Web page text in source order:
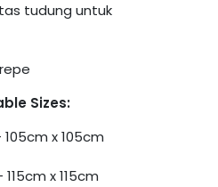
tudung untuk
Sizes:
x 105cm
x 115cm